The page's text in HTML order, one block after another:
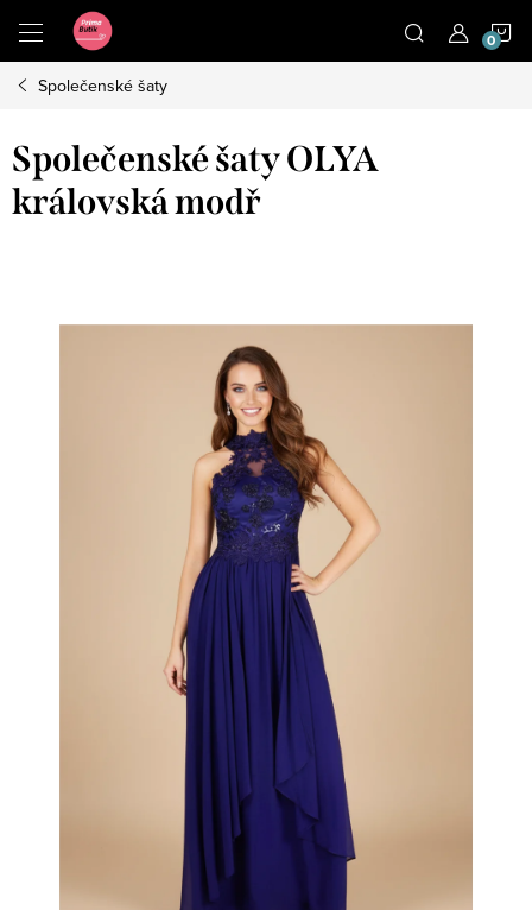
obsah
Společenské šaty
Společenské šaty OLYA
královská modř